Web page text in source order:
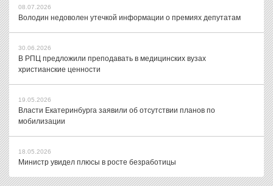
08.07.2026
Володин недоволен утечкой информации о премиях депутатам
30.06.2026
В РПЦ предложили преподавать в медицинских вузах
христианские ценности
19.05.2026
Власти Екатеринбурга заявили об отсутствии планов по
мобилизации
18.05.2026
Министр увидел плюсы в росте безработицы